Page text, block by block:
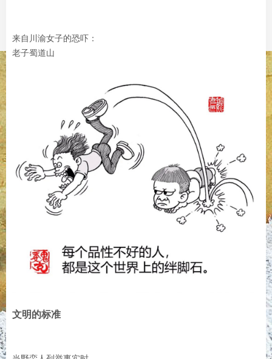
来自川渝女子的恐吓：
老子蜀道山
文明的标准